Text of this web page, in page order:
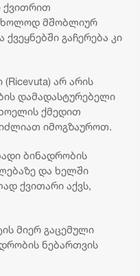
ქვითრით
მშობლიურ
ქვეყნებში გაჩერება კი
არ არის
დამადასტურებელი
ქმედით
იმოგზაუროთ.
ბინადრობის
და ხელში
ქვითარი აქვს,
მიერ გაცემული
ნებართვის